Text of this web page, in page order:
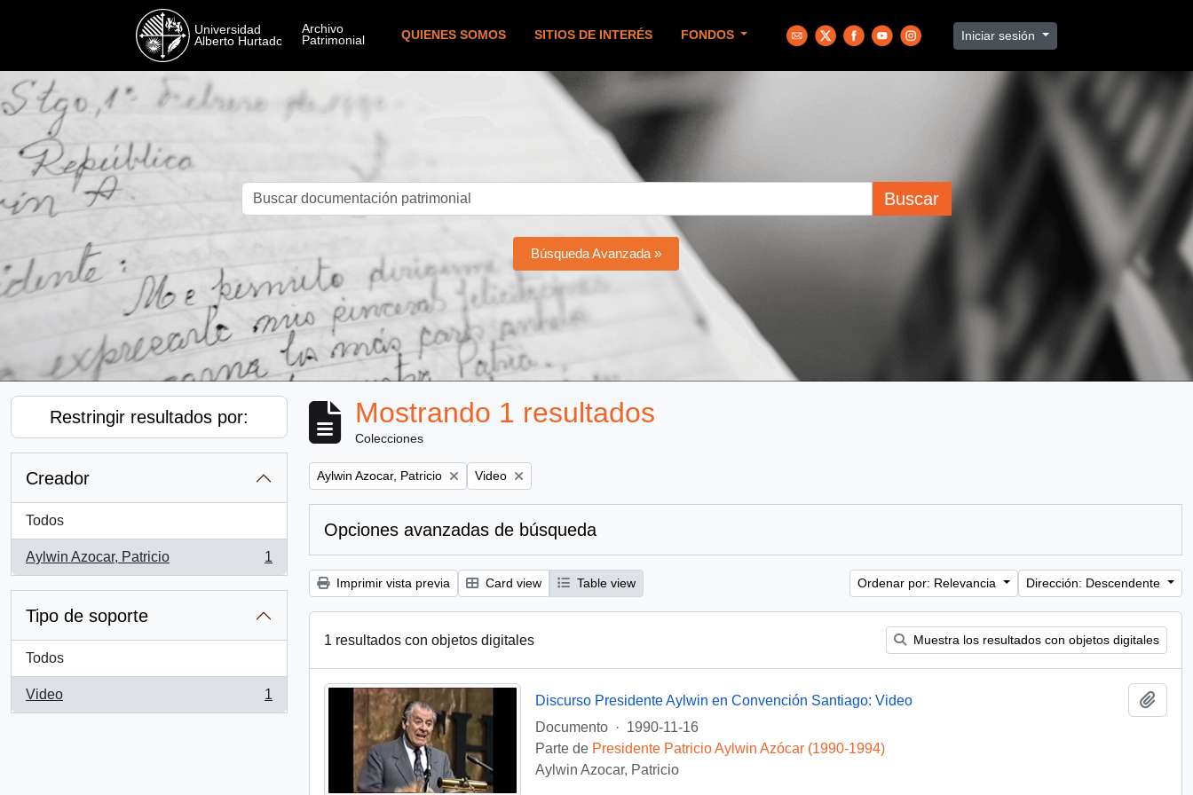
QUIENES SOMOS SITIOS DE INTERÉS FONDOS Iniciar sesión
Buscar
Búsqueda Avanzada »
Restringir resultados por:
Creador
Todos
Aylwin Azocar, Patricio
, 1 resultados
1
Tipo de soporte
Todos
Video
, 1 resultados
1
Mostrando 1 resultados
Colecciones
Remove filter:
Aylwin Azocar, Patricio Remove filter:
Video
Opciones avanzadas de búsqueda
Imprimir vista previa Card view Table view Ordenar por: Relevancia Dirección: Descendente
1 resultados con objetos digitales Muestra los resultados con objetos digitales
Discurso Presidente Aylwin en Convención Santiago: Video
Documento
· 1990-11-16
Parte de Presidente Patricio Aylwin Azócar (1990-1994)
Aylwin Azocar, Patricio